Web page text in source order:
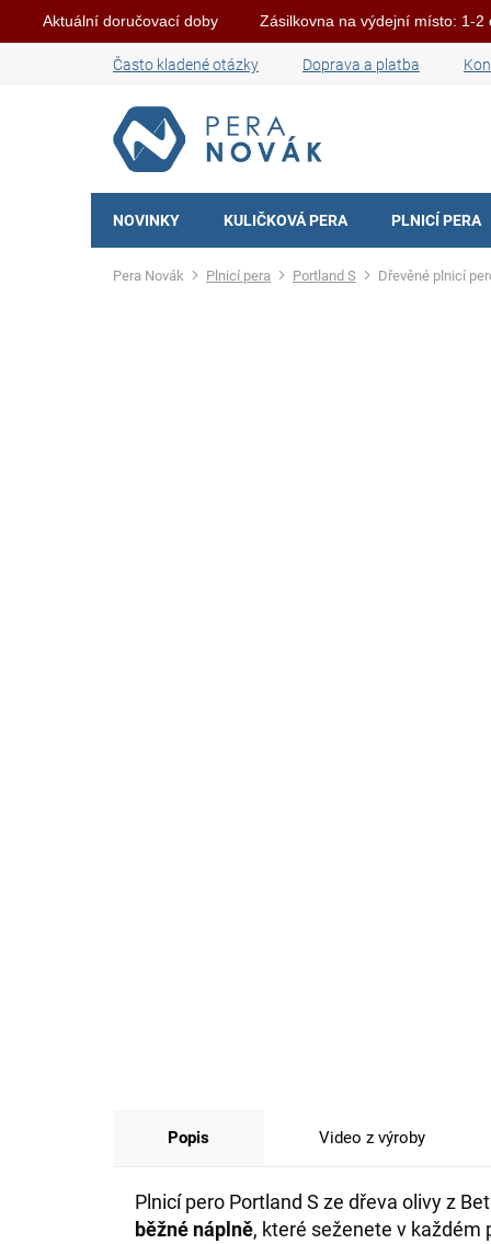
Aktuální doručovací doby
Zásilkovna na výdejní místo: 1-2
Často kladené otázky Doprava a platba
NOVINKY KULIČKOVÁ PERA PLNICÍ PERA
DomůPlnicí pera Portland S Dřevěné plnicí
Popis Video z výroby
Plnicí pero Portland S ze dřeva olivy z
běžné náplně, které seženete v